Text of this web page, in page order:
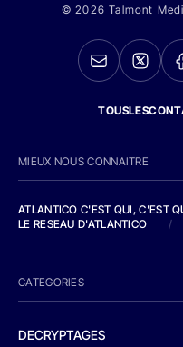
© 2026 Talmont
MIEUX NOUS CONNAITRE
ATLANTICO C'EST QUI, C'EST
LE RESEAU D'ATLANTICO
/
CATEGORIES
DECRYPTAGES